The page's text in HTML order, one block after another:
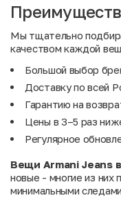
Мы тщательно
качеством каждой
Большой выбор
Доставку по всей
Гарантию на
Цены в 3–5 раз
Регулярное
Вещи Armani Jeans
новые - многие из них
минимальными